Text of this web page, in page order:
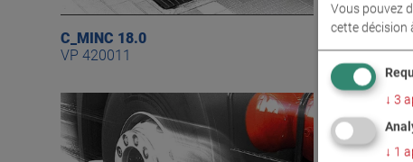
C_MINC 18.0
VP 420011
C_MINC
VP 220015
Vous pouvez
cette décision
↓ 3
↓ 1